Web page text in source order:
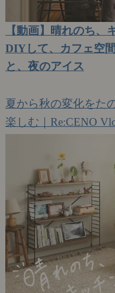
【動画】晴れのち
DIYして、カフェ空
と、夜のアイス
夏から秋の変化をた
楽しむ｜Re:CENO